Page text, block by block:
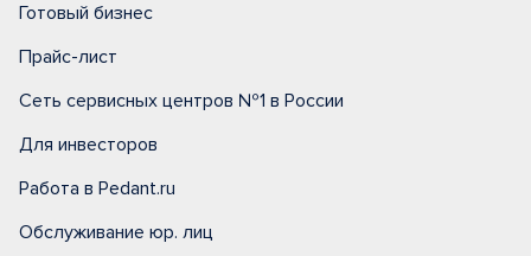
Готовый бизнес
Прайс-лист
Сеть сервисных центров №1 в России
Для инвесторов
Работа в Pedant.ru
Обслуживание юр. лиц